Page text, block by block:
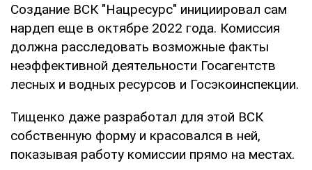
Создание ВСК "Нацресурс" инициировал сам
нардеп еще в октябре 2022 года. Комиссия
должна расследовать возможные факты
неэффективной деятельности Госагентств
лесных и водных ресурсов и Госэкоинспекции.
Тищенко даже разработал для этой ВСК
собственную форму и красовался в ней,
показывая работу комиссии прямо на местах.